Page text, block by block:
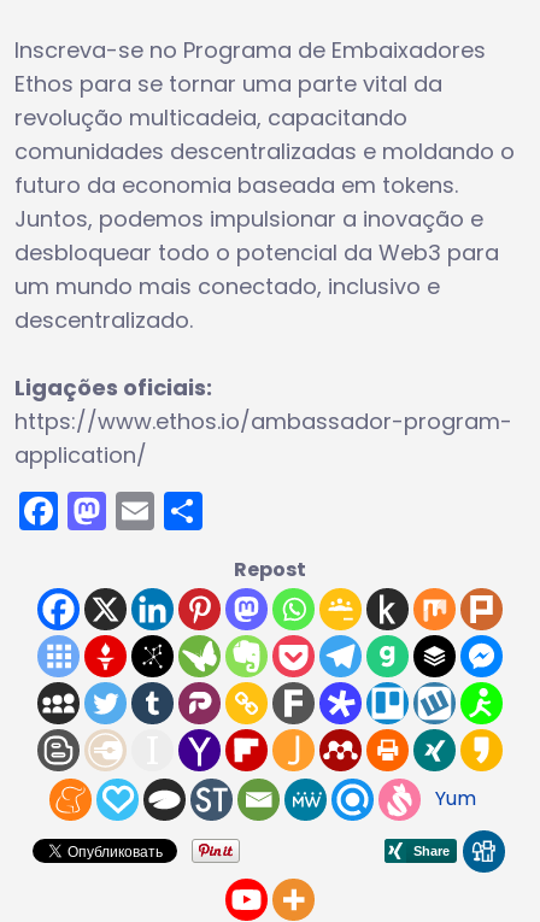
Inscreva-se no Programa de Embaixadores
Ethos para se tornar uma parte vital da
revolução multicadeia, capacitando
comunidades descentralizadas e moldando o
futuro da economia baseada em tokens.
Juntos, podemos impulsionar a inovação e
desbloquear todo o potencial da Web3 para
um mundo mais conectado, inclusivo e
descentralizado.
Ligações oficiais:
https://www.ethos.io/ambassador-program-
application/
Facebook
Mastodon
Email
Repost
Yum